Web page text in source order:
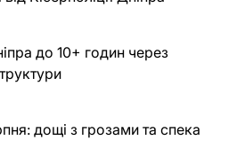
до 10+ годин через
дощі з грозами та спека